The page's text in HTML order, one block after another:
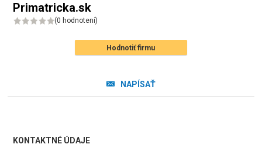
Primatricka.sk
(0 hodnotení)
Hodnotiť firmu
NAPÍSAŤ
KONTAKTNÉ ÚDAJE